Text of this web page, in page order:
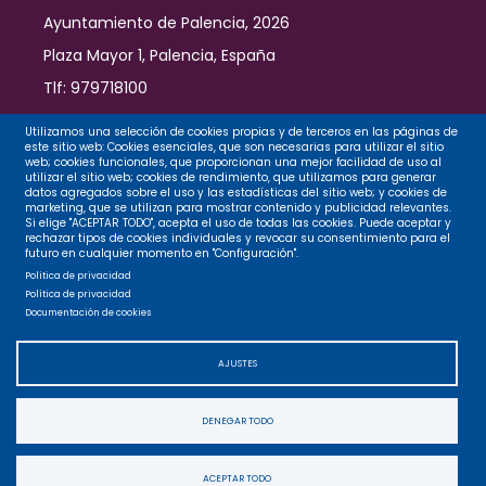
Ayuntamiento de Palencia, 2026
Plaza Mayor 1, Palencia, España
Tlf: 979718100
Contacto
Legal
Privacidad
Accesibilidad
Mapa web
Utilizamos una selección de cookies propias y de terceros en las páginas de
este sitio web: Cookies esenciales, que son necesarias para utilizar el sitio
web; cookies funcionales, que proporcionan una mejor facilidad de uso al
utilizar el sitio web; cookies de rendimiento, que utilizamos para generar
datos agregados sobre el uso y las estadísticas del sitio web; y cookies de
marketing, que se utilizan para mostrar contenido y publicidad relevantes.
Si elige "ACEPTAR TODO", acepta el uso de todas las cookies. Puede aceptar y
rechazar tipos de cookies individuales y revocar su consentimiento para el
futuro en cualquier momento en "Configuración".
Política de privacidad
Política de privacidad
Documentación de cookies
AJUSTES
DENEGAR TODO
ACEPTAR TODO